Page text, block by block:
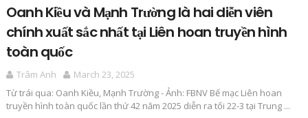
Oanh Kiều và Mạnh Trường là hai diễn viên
chính xuất sắc nhất tại Liên hoan truyền hình
toàn quốc
Trâm Anh
March 23, 2025
Từ trái qua: Oanh Kiều, Mạnh Trường - Ảnh: FBNV Bế mạc Liên hoan
truyền hình toàn quốc lần thứ 42 năm 2025 diễn ra tối 22-3 tại Trung ...